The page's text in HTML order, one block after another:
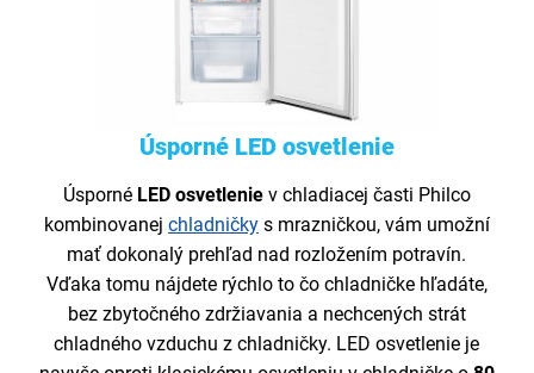
Úsporné LED osvetlenie
Úsporné LED osvetleniev chladiacej časti Philco
kombinovanej chladničkys mrazničkou, vám umožní
mať dokonalý prehľad nad rozložením potravín.
Vďaka tomu nájdete rýchlo to čo chladničke hľadáte,
bez zbytočného zdržiavania a nechcených strát
chladného vzduchu z chladničky. LED osvetlenie je